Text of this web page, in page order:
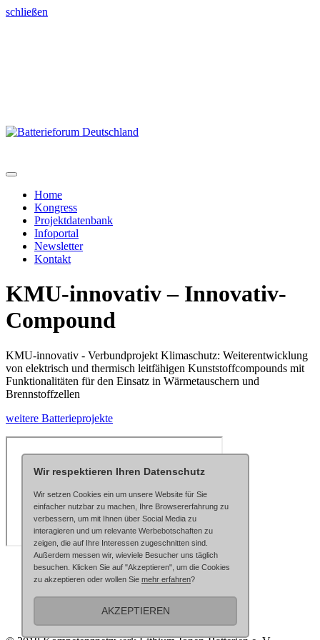
schließen
Home
Kongress
Projektdatenbank
Infoportal
Newsletter
Kontakt
KMU-innovativ – Innovativ-
Compound
KMU-innovativ - Verbundprojekt Klimaschutz: Weiterentwicklung
von elektrisch und thermisch leitfähigen Kunststoffcompounds mit
Funktionalitäten für den Einsatz in Wärmetauschern und
Brennstoffzellen
weitere Batterieprojekte
Datenschutzerklärung
AGB
Wir respektieren Ihren Datenschutz
Wir setzen Cookies ein um unsere Website für Sie
einfacher nutzbar zu machen, Ihre Browsererfahrung zu
verbessern, um mit Ihnen über Social Media zu
interagieren und um relevante Werbebotschaften zu
zeigen, die auf Ihre Interessen zugeschnitten sind.
Außerdem messen wir, wieviele Besucher uns täglich
besuchen. Klicken Sie auf "Akzeptieren", um die Cookies
zu akzeptieren oder wollen Sie mehr erfahren?
AKZEPTIEREN